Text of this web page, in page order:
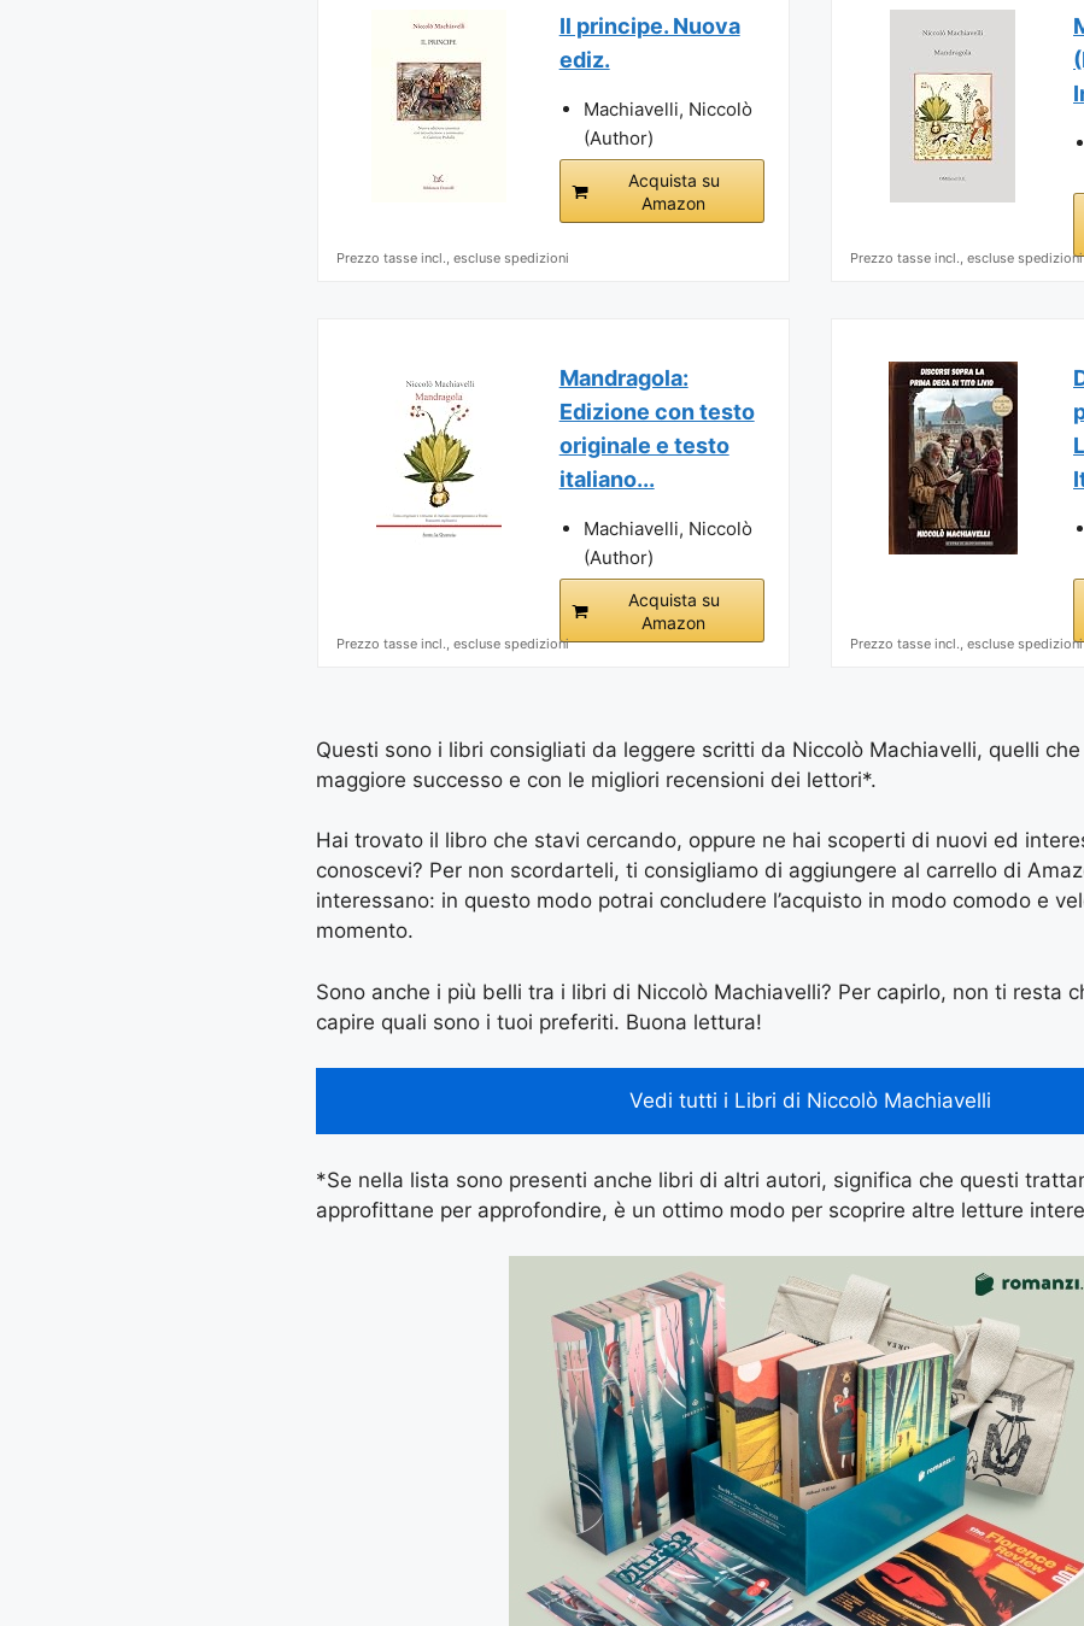
Il principe. Nuova
ediz.
Machiavelli, Niccolò
(Author)
Acquista su
Amazon
Prezzo tasse incl., escluse spedizioni Prezzo tasse incl., escluse spedizioni
Mandragola:
Edizione con testo
originale e testo
italiano...
Machiavelli, Niccolò
(Author)
Acquista su
Amazon
Prezzo tasse incl., escluse spedizioni Prezzo tasse incl., escluse spedizioni
Questi sono i libri consigliati da leggere scritti da Niccolò Machiavelli, quelli
maggiore successo e con le migliori recensioni dei lettori*.
Hai trovato il libro che stavi cercando, oppure ne hai scoperti di nuovi ed
conoscevi? Per non scordarteli, ti consigliamo di aggiungere al carrello di
interessano: in questo modo potrai concludere l’acquisto in modo comodo e
momento.
Sono anche i più belli tra i libri di Niccolò Machiavelli? Per capirlo, non ti resta
capire quali sono i tuoi preferiti. Buona lettura!
Vedi tutti i Libri di Niccolò Machiavelli
*Se nella lista sono presenti anche libri di altri autori, significa che questi
approfittane per approfondire, è un ottimo modo per scoprire altre letture